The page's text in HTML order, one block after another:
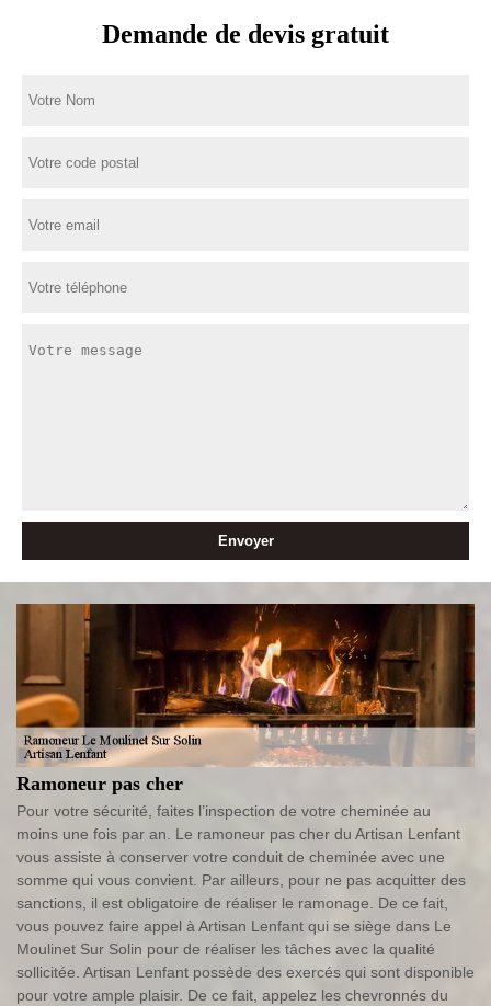
Demande de devis gratuit
Ramoneur pas cher
Pour votre sécurité, faites l’inspection de votre cheminée au
moins une fois par an. Le ramoneur pas cher du Artisan Lenfant
vous assiste à conserver votre conduit de cheminée avec une
somme qui vous convient. Par ailleurs, pour ne pas acquitter des
sanctions, il est obligatoire de réaliser le ramonage. De ce fait,
vous pouvez faire appel à Artisan Lenfant qui se siège dans Le
Moulinet Sur Solin pour de réaliser les tâches avec la qualité
sollicitée. Artisan Lenfant possède des exercés qui sont disponible
pour votre ample plaisir. De ce fait, appelez les chevronnés du